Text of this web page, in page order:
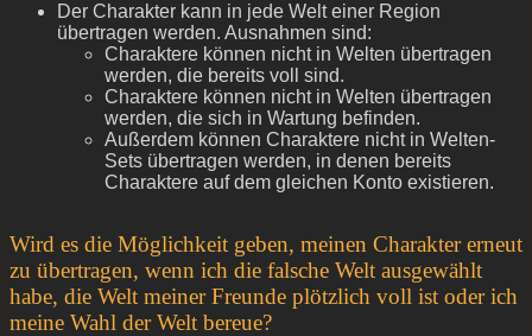
Der Charakter kann in jede Welt einer Region
übertragen werden. Ausnahmen sind:
Charaktere können nicht in Welten übertragen
werden, die bereits voll sind.
Charaktere können nicht in Welten übertragen
werden, die sich in Wartung befinden.
Außerdem können Charaktere nicht in Welten-
Sets übertragen werden, in denen bereits
Charaktere auf dem gleichen Konto existieren.
Wird es die Möglichkeit geben, meinen Charakter erneut
zu übertragen, wenn ich die falsche Welt ausgewählt
habe, die Welt meiner Freunde plötzlich voll ist oder ich
meine Wahl der Welt bereue?